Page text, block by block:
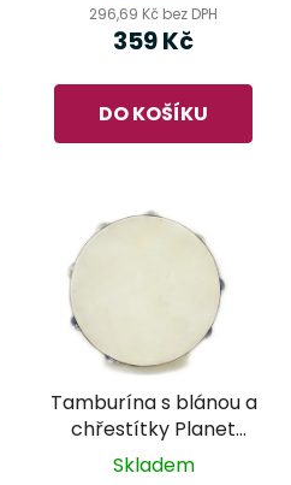
296,69 Kč bez DPH
359 Kč
DO KOŠÍKU
Tamburína s blánou a
chřestítky Planet
Music DP910H
Skladem